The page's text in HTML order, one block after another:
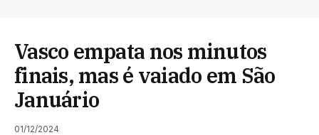
Vasco empata nos minutos
finais, mas é vaiado em São
Januário
01/12/2024